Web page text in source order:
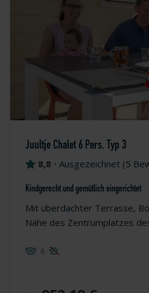
Juultje Chalet 6 Pers. Typ 3
8,8 • Ausgezeichnet (5
Kindgerecht und gemütlich eingerichtet
Mit überdachter Terrasse,
Nähe des Zentrumplatzes
6